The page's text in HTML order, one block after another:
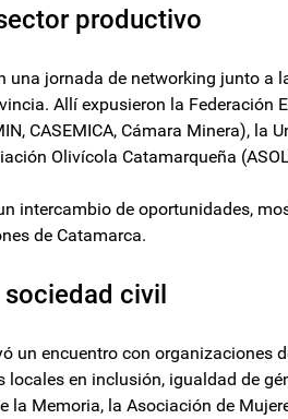
productivo
una jornada de networking junto a
Allí expusieron la Federación
CASEMICA, Cámara Minera), la
Olivícola Catamarqueña
intercambio de oportunidades,
de Catamarca.
civil
un encuentro con organizaciones
locales en inclusión, igualdad de
la Memoria, la Asociación de